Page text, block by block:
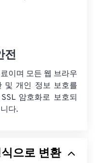
전
이며 모든 웹 브라우
및 개인 정보 보호를
암호화로 보호되
다.
형식으로 변환